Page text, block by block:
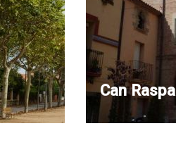
Can Raspall